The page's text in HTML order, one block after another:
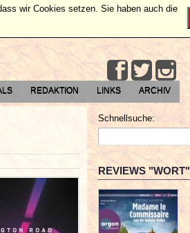
REDAKTION LINKS ARCHIV
Schnellsuche:
REVIEWS "WORT"
wir Cookies setzen. Sie haben auch die